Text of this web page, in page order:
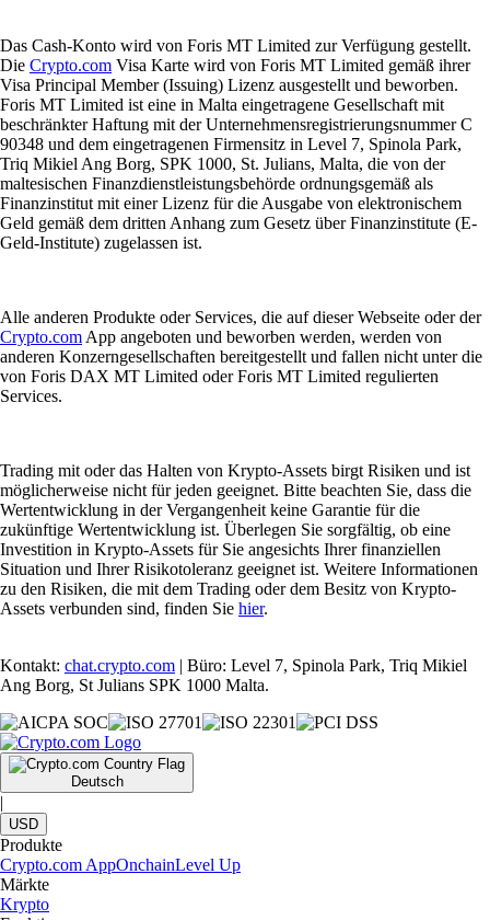
Das Cash-Konto wird von Foris MT Limited zur Verfügung gestellt.
Die Crypto.com Visa Karte wird von Foris MT Limited gemäß ihrer
Visa Principal Member (Issuing) Lizenz ausgestellt und beworben.
Foris MT Limited ist eine in Malta eingetragene Gesellschaft mit
beschränkter Haftung mit der Unternehmensregistrierungsnummer C
90348 und dem eingetragenen Firmensitz in Level 7, Spinola Park,
Triq Mikiel Ang Borg, SPK 1000, St. Julians, Malta, die von der
maltesischen Finanzdienstleistungsbehörde ordnungsgemäß als
Finanzinstitut mit einer Lizenz für die Ausgabe von elektronischem
Geld gemäß dem dritten Anhang zum Gesetz über Finanzinstitute (E-
Geld-Institute) zugelassen ist.
Alle anderen Produkte oder Services, die auf dieser Webseite oder der
Crypto.com App angeboten und beworben werden, werden von
anderen Konzerngesellschaften bereitgestellt und fallen nicht unter die
von Foris DAX MT Limited oder Foris MT Limited regulierten
Services.
Trading mit oder das Halten von Krypto-Assets birgt Risiken und ist
möglicherweise nicht für jeden geeignet. Bitte beachten Sie, dass die
Wertentwicklung in der Vergangenheit keine Garantie für die
zukünftige Wertentwicklung ist. Überlegen Sie sorgfältig, ob eine
Investition in Krypto-Assets für Sie angesichts Ihrer finanziellen
Situation und Ihrer Risikotoleranz geeignet ist. Weitere Informationen
zu den Risiken, die mit dem Trading oder dem Besitz von Krypto-
Assets verbunden sind, finden Sie hier.
Kontakt: chat.crypto.com | Büro: Level 7, Spinola Park, Triq Mikiel
Ang Borg, St Julians SPK 1000 Malta.
Deutsch
|
USD
Produkte
Crypto.com AppOnchainLevel Up
Märkte
Krypto